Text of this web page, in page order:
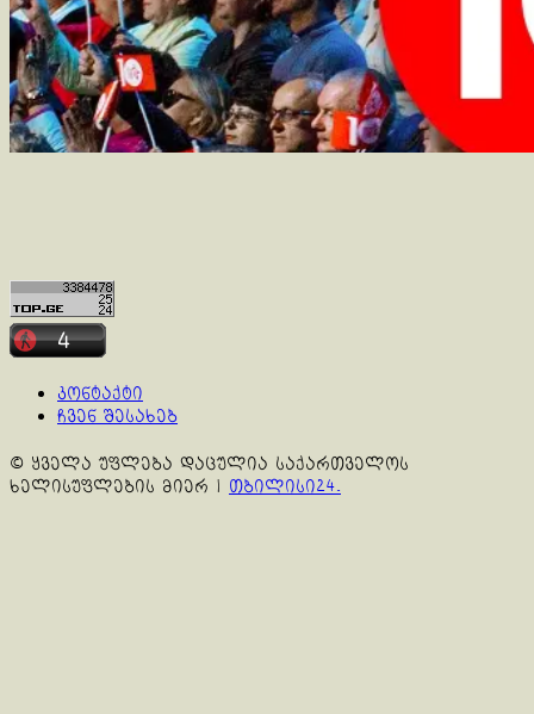
კონტაქტი
ჩვენ შესახებ
© ყველა უფლება დაცულია საქართველოს
ხელისუფლების მიერ | თბილისი24.